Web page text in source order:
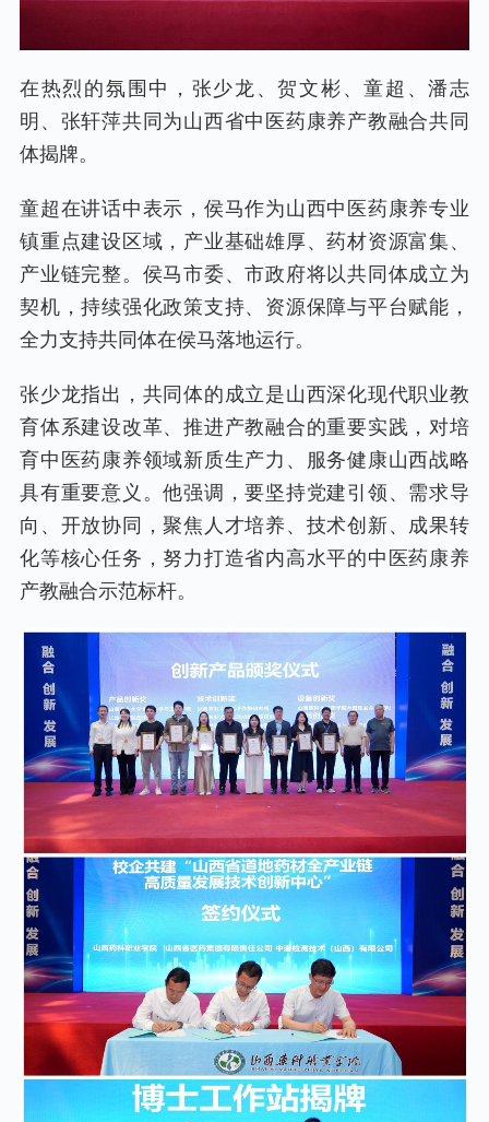
在热烈的氛围中，张少龙、贺文彬、童超、潘志
明、张轩萍共同为山西省中医药康养产教融合共同
体揭牌。
童超在讲话中表示，侯马作为山西中医药康养专业
镇重点建设区域，产业基础雄厚、药材资源富集、
产业链完整。侯马市委、市政府将以共同体成立为
契机，持续强化政策支持、资源保障与平台赋能，
全力支持共同体在侯马落地运行。
张少龙指出，共同体的成立是山西深化现代职业教
育体系建设改革、推进产教融合的重要实践，对培
育中医药康养领域新质生产力、服务健康山西战略
具有重要意义。他强调，要坚持党建引领、需求导
向、开放协同，聚焦人才培养、技术创新、成果转
化等核心任务，努力打造省内高水平的中医药康养
产教融合示范标杆。